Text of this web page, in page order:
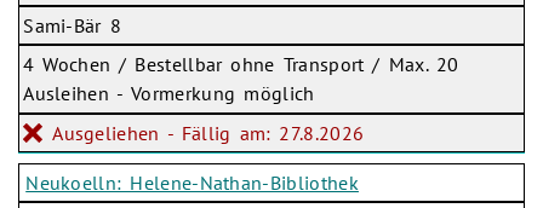
Sami-Bär 8
4 Wochen / Bestellbar ohne Transport / Max. 20
Ausleihen - Vormerkung möglich
Ausgeliehen - Fällig am: 27.8.2026
Neukoelln: Helene-Nathan-Bibliothek